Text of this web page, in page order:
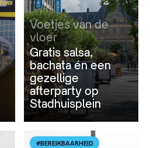
Voetjes van de
vloer
Gratis salsa,
bachata én een
gezellige
afterparty op
Stadhuisplein
#BEREIKBAARHEID